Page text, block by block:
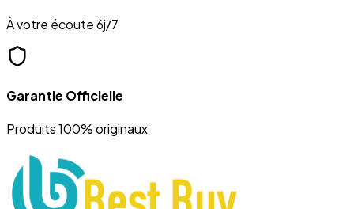
À votre écoute 6j/7
Garantie Officielle
Produits 100% originaux